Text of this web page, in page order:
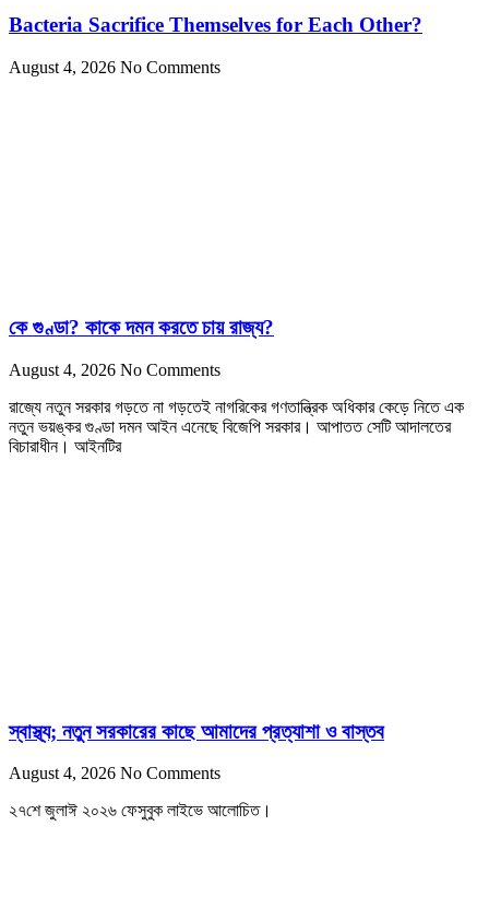
Bacteria Sacrifice Themselves for Each Other?
August 4, 2026 No Comments
কে গুণ্ডা? কাকে দমন করতে চায় রাজ্য?
August 4, 2026 No Comments
রাজ্যে নতুন সরকার গড়তে না গড়তেই নাগরিকের গণতান্ত্রিক অধিকার কেড়ে নিতে এক
নতুন ভয়ঙ্কর গুণ্ডা দমন আইন এনেছে বিজেপি সরকার। আপাতত সেটি আদালতের
বিচারাধীন। আইনটির
স্বাস্থ্য; নতুন সরকারের কাছে আমাদের প্রত্যাশা ও বাস্তব
August 4, 2026 No Comments
২৭শে জুলাঈ ২০২৬ ফেসুবুক লাইভে আলোচিত।